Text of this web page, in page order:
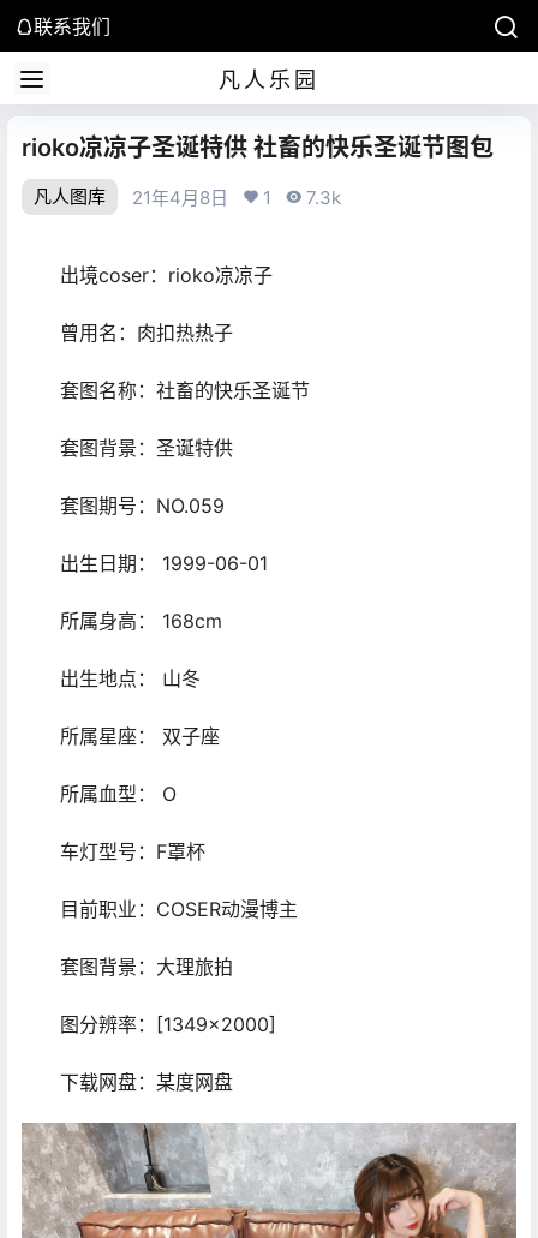
联系我们
凡人乐园
rioko凉凉子圣诞特供 社畜的快乐圣诞节图包
凡人图库 21年4月8日 1 7.3k
出境coser：rioko凉凉子
曾用名：肉扣热热子
套图名称：社畜的快乐圣诞节
套图背景：圣诞特供
套图期号：NO.059
出生日期： 1999-06-01
所属身高： 168cm
出生地点： 山冬
所属星座： 双子座
所属血型： O
车灯型号：F罩杯
目前职业：COSER动漫博主
套图背景：大理旅拍
图分辨率：[1349×2000]
下载网盘：某度网盘